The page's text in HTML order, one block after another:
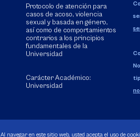
Protocolo de atención para
casos de acoso, violencia
sexual y basada en género,
así como de comportamientos
contrarios a los principios
fundamentales de la
Universidad
Carácter Académico:
Universidad
Al navegar en este sitio web, usted acepta el uso de